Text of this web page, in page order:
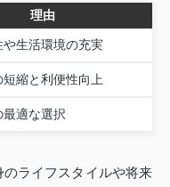
理由
や生活環境の充実
縮と利便性向上
適な選択
ライフスタイルや将来